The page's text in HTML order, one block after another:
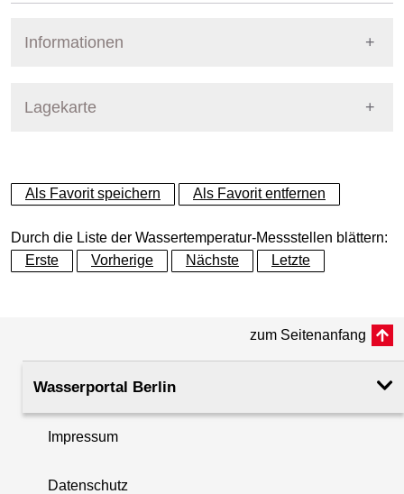
Informationen
Lagekarte
+
−
Als Favorit speichern Als Favorit entfernen
Durch die Liste der Wassertemperatur-Messstellen blättern:
Erste
Vorherige Nächste Letzte
zum Seitenanfang
Wasserportal Berlin
Impressum
Datenschutz